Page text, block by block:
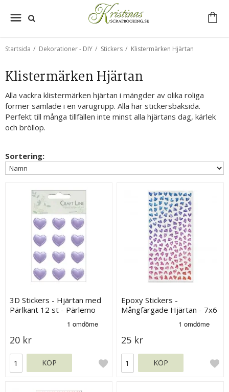
Startsida / Dekorationer - DIY / Stickers / Klistermärken Hjärtan
Klistermärken Hjärtan
Alla vackra klistermärken hjärtan i mängder av olika roliga
former samlade i en varugrupp. Alla har stickersbaksida.
Perfekt till många tillfällen inte minst alla hjärtans dag, kärlek
och bröllop.
Sortering:
3D Stickers - Hjärtan med
Pärlkant 12 st - Pärlemo
20 kr
KÖP
Epoxy Stickers -
Mångfärgade Hjärtan - 7x6
25 kr
KÖP